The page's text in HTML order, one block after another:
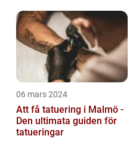
06 mars 2024
Att få tatuering i Malmö -
Den ultimata guiden för
tatueringar